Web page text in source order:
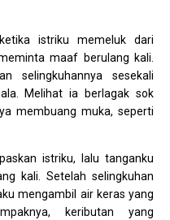
istriku memeluk dari
maaf berulang kali.
selingkuhannya sesekali
Melihat ia berlagak sok
membuang muka, seperti
istriku, lalu tanganku
kali. Setelah selingkuhan
mengambil air keras yang
keributan yang